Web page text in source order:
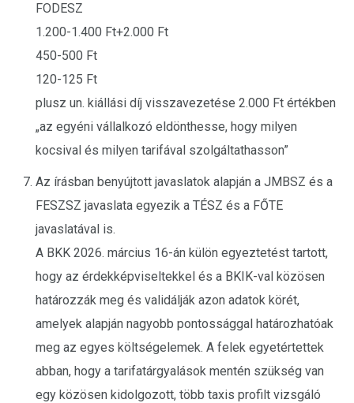
FODESZ
1.200-1.400 Ft+2.000 Ft
450-500 Ft
120-125 Ft
plusz un. kiállási díj visszavezetése 2.000 Ft értékben
„az egyéni vállalkozó eldönthesse, hogy milyen
kocsival és milyen tarifával szolgáltathasson”
Az írásban benyújtott javaslatok alapján a JMBSZ és a
FESZSZ javaslata egyezik a TÉSZ és a FŐTE
javaslatával is.
A BKK 2026. március 16-án külön egyeztetést tartott,
hogy az érdekképviseltekkel és a BKIK-val közösen
határozzák meg és validálják azon adatok körét,
amelyek alapján nagyobb pontossággal határozhatóak
meg az egyes költségelemek. A felek egyetértettek
abban, hogy a tarifatárgyalások mentén szükség van
egy közösen kidolgozott, több taxis profilt vizsgáló